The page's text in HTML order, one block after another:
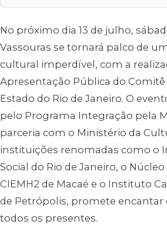
No próximo dia 13 de julho,
Vassouras se tornará palco de
cultural imperdível, com a
Apresentação Pública do
Estado do Rio de Janeiro. O
pelo Programa Integração pela
parceria com o Ministério da
instituições renomadas como o
Social do Rio de Janeiro, o
CIEMH2 de Macaé e o Instituto
de Petrópolis, promete encantar
todos os presentes.